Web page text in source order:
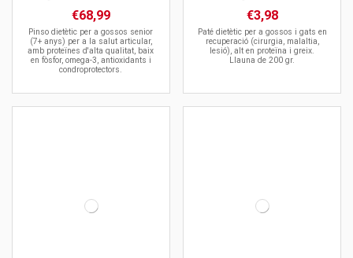
€68,99
Pinso dietètic per a gossos senior
(7+ anys) per a la salut articular,
amb proteïnes d'alta qualitat, baix
en fòsfor, omega-3, antioxidants i
condroprotectors.
€3,98
Paté dietètic per a gossos i gats en
recuperació (cirurgia, malaltia,
lesió), alt en proteïna i greix.
Llauna de 200 gr.